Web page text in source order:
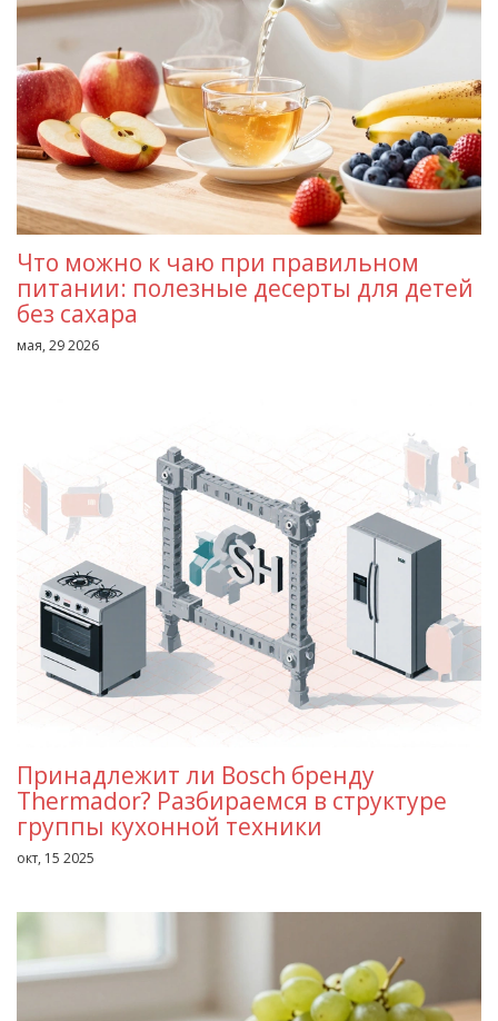
Что можно к чаю при правильном
питании: полезные десерты для детей
без сахара
мая, 29 2026
Принадлежит ли Bosch бренду
Thermador? Разбираемся в структуре
группы кухонной техники
окт, 15 2025